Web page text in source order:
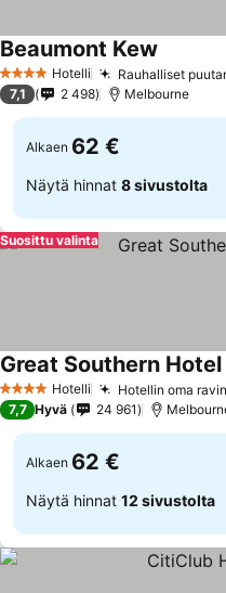
4 Tähtiluokitus
Hotelli Rauhalliset
Beaumont Kew
7,1 2 498 Melbourne
Alkaen 62 €
Näytä hinnat 8 sivustolta
Suosittu valinta
4 Tähtiluokitus
Hotelli Hotellin oma
Great Southern
7,7 Hyvä 24 961
Alkaen 62 €
Näytä hinnat 12 sivustolta